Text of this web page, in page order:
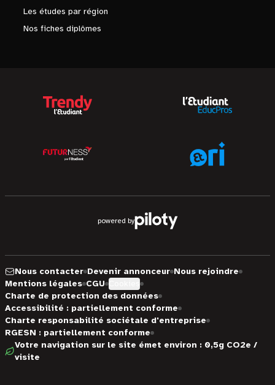
Les études par région
Nos fiches diplômes
powered by
Nous contacter Devenir annonceur Nous rejoindre
Mentions légales CGU
Charte de protection des données
Accessibilité : partiellement conforme
Charte responsabilité sociétale d'entreprise
RGESN : partiellement conforme
Votre navigation sur le site émet environ : 0,5g CO2e /
visite